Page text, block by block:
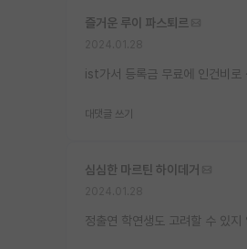
즐거운 루이 파스퇴르
ist가서 등록금 무료에 인건비
대댓글 쓰기
심심한 마르틴 하이데거
정출연 학연생도 고려할 수 있지